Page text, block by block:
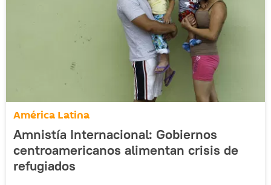
América Latina
Amnistía Internacional: Gobiernos
centroamericanos alimentan crisis de
refugiados